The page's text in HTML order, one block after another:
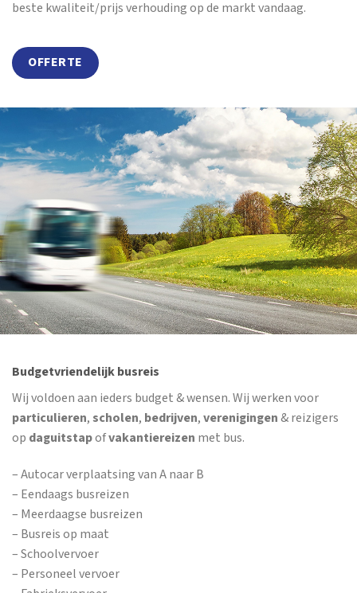
beste kwaliteit/prijs verhouding op de markt vandaag.
OFFERTE
Budgetvriendelijk busreis
Wij voldoen aan ieders budget & wensen. Wij werken voor
particulieren,scholen, bedrijven,verenigingen& reizigers
op daguitstapofvakantiereizen met bus.
– Autocar verplaatsing van A naar B
– Eendaags busreizen
– Meerdaagse busreizen
– Busreis op maat
– Schoolvervoer
– Personeel vervoer